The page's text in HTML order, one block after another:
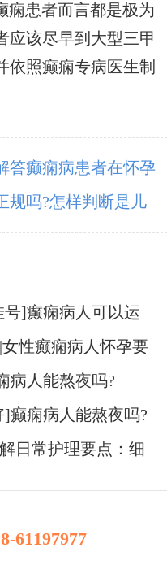
痫患者而言都是极为
应该尽早到大型三甲
依照癫痫专病医生制
答癫痫病患者在怀孕
规吗?怎样判断是儿
]癫痫病人可以运
性癫痫病人怀孕要
病人能熬夜吗?
癫痫病人能熬夜吗?
日常护理要点：细
61197977